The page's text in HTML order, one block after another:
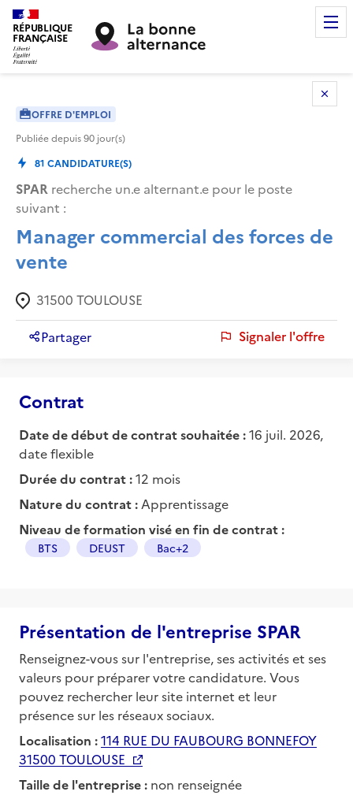
RÉPUBLIQUE
FRANÇAISE
OFFRE D'EMPLOI
Publiée depuis90 jour(s)
81 CANDIDATURE(S)
SPAR recherche un.e alternant.e pour le poste
suivant :
Manager commercial des forces de
vente
31500 TOULOUSE
Partager Signaler l'offre
Contrat
Date de début de contrat souhaitée :16 juil. 2026,
date flexible
Durée du contrat :12 mois
Nature du contrat : Apprentissage
Niveau de formation visé en fin de contrat :
BTS DEUST Bac+2
Présentation de l'entreprise SPAR
Renseignez-vous sur l'entreprise, ses activités et ses
valeurs pour préparer votre candidature. Vous
pouvez rechercher leur site internet et leur
présence sur les réseaux sociaux.
Localisation :114 RUE DU FAUBOURG BONNEFOY
31500 TOULOUSE
Taille de l'entreprise : non renseignée